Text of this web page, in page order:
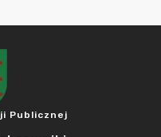
Publicznej